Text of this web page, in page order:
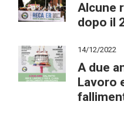
Alcune
dopo il
14/12/2022
A due
Lavoro